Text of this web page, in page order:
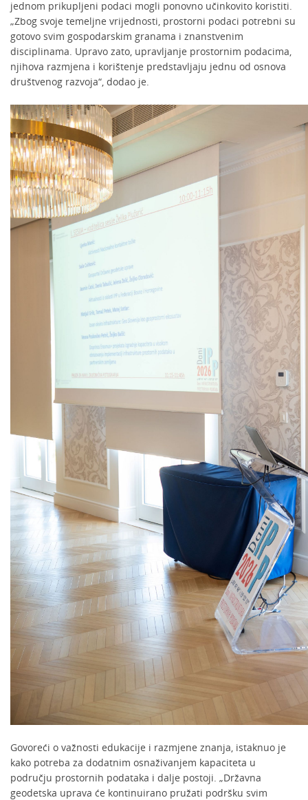
jednom prikupljeni podaci mogli ponovno učinkovito koristiti.
„Zbog svoje temeljne vrijednosti, prostorni podaci potrebni su
gotovo svim gospodarskim granama i znanstvenim
disciplinama. Upravo zato, upravljanje prostornim podacima,
njihova razmjena i korištenje predstavljaju jednu od osnova
društvenog razvoja“, dodao je.
Govoreći o važnosti edukacije i razmjene znanja, istaknuo je
kako potreba za dodatnim osnaživanjem kapaciteta u
području prostornih podataka i dalje postoji. „Državna
geodetska uprava će kontinuirano pružati podršku svim